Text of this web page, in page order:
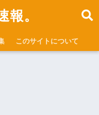
報。
このサイトについて